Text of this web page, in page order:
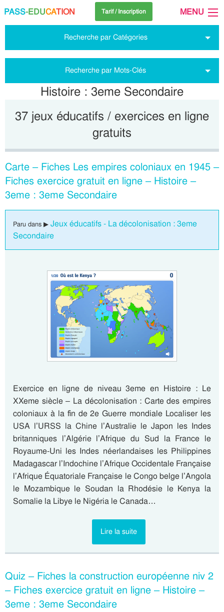
PASS-EDUCATION Tarif / Inscription MENU
Recherche par Catégories
Recherche par Mots-Clés
Histoire : 3eme Secondaire
37 jeux éducatifs / exercices en ligne
gratuits
Carte – Fiches Les empires coloniaux en 1945 –
Fiches exercice gratuit en ligne – Histoire –
3eme : 3eme Secondaire
Paru dans ▶ Jeux éducatifs - La décolonisation : 3eme
Secondaire
Exercice en ligne de niveau 3eme en Histoire : Le
XXeme siècle – La décolonisation : Carte des empires
coloniaux à la fin de 2e Guerre mondiale Localiser les
USA l’URSS la Chine l’Australie le Japon les Indes
britanniques l’Algérie l’Afrique du Sud la France le
Royaume-Uni les Indes néerlandaises les Philippines
Madagascar l’Indochine l’Afrique Occidentale Française
l’Afrique Équatoriale Française le Congo belge l’Angola
le Mozambique le Soudan la Rhodésie le Kenya la
Somalie la Libye le Nigéria le Canada…
Lire la suite
Quiz – Fiches la construction européenne niv 2
– Fiches exercice gratuit en ligne – Histoire –
3eme : 3eme Secondaire